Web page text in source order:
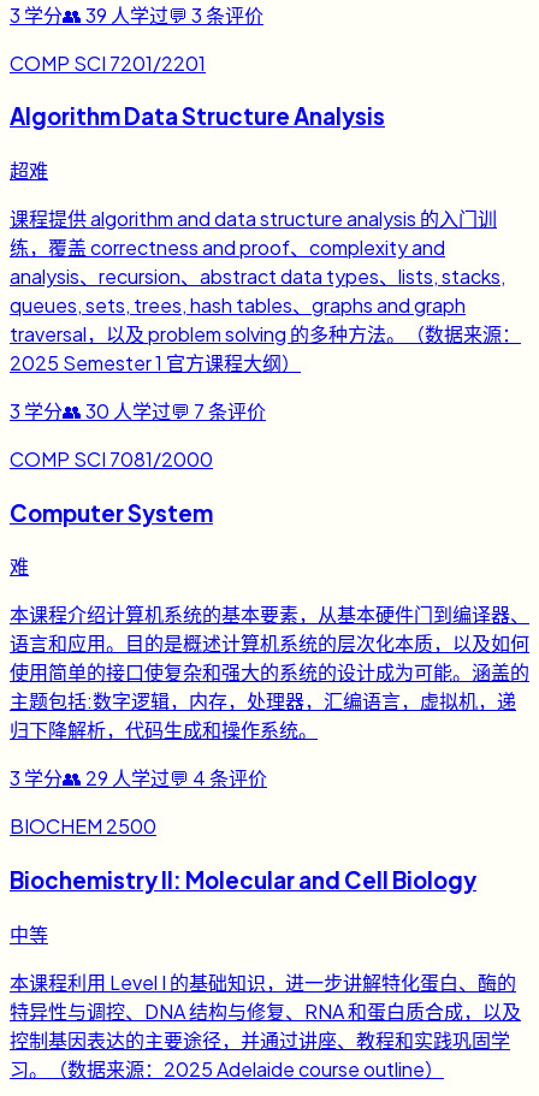
3 学分👥39 人学过💬 3条评价
COMP SCI 7201/2201
Algorithm Data Structure Analysis
超难
课程提供 algorithm and data structure analysis 的入门训
练，覆盖 correctness and proof、complexity and
analysis、recursion、abstract data types、lists, stacks,
queues, sets, trees, hash tables、graphs and graph
traversal，以及 problem solving 的多种方法。（数据来源：
2025 Semester 1 官方课程大纲）
3 学分👥30 人学过💬 7条评价
COMP SCI 7081/2000
Computer System
难
本课程介绍计算机系统的基本要素，从基本硬件门到编译器、
语言和应用。目的是概述计算机系统的层次化本质，以及如何
使用简单的接口使复杂和强大的系统的设计成为可能。涵盖的
主题包括:数字逻辑，内存，处理器，汇编语言，虚拟机，递
归下降解析，代码生成和操作系统。
3 学分👥 29 人学过💬 4条评价
BIOCHEM 2500
Biochemistry II: Molecular and Cell Biology
中等
本课程利用 Level I 的基础知识，进一步讲解特化蛋白、酶的
特异性与调控、DNA 结构与修复、RNA 和蛋白质合成，以及
控制基因表达的主要途径，并通过讲座、教程和实践巩固学
习。（数据来源：2025 Adelaide course outline）